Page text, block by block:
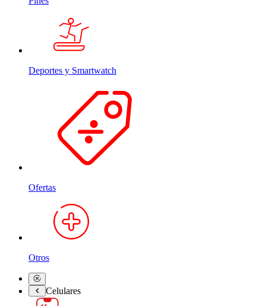
Deportes y Smartwatch
Ofertas
Otros
Celulares